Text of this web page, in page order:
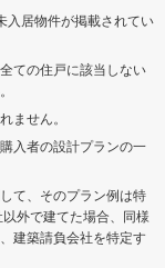
入居物件が掲載されてい
ての住戸に該当しない
ません。
入者の設計プランの一
て、そのプラン例は特
外で建てた場合、同様
建築請負会社を特定す